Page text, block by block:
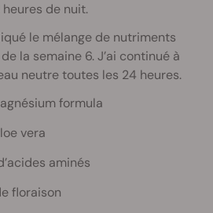
de nuit.
le mélange de nutriments
la semaine 6. J’ai continué à
neutre toutes les 24 heures.
formula
vera
aminés
floraison